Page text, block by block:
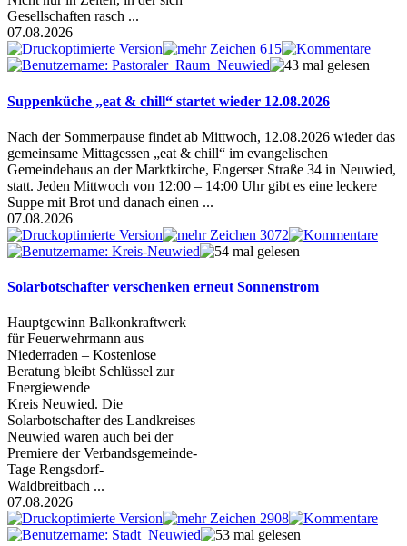
Gesellschaften rasch ...
07.08.2026
Suppenküche „eat & chill“ startet wieder 12.08.2026
Nach der Sommerpause findet ab Mittwoch, 12.08.2026 wieder das
gemeinsame Mittagessen „eat & chill“ im evangelischen
Gemeindehaus an der Marktkirche, Engerser Straße 34 in Neuwied,
statt. Jeden Mittwoch von 12:00 – 14:00 Uhr gibt es eine leckere
Suppe mit Brot und danach einen ...
07.08.2026
Solarbotschafter verschenken erneut Sonnenstrom
Hauptgewinn Balkonkraftwerk
für Feuerwehrmann aus
Niederraden – Kostenlose
Beratung bleibt Schlüssel zur
Energiewende
Kreis Neuwied. Die
Solarbotschafter des Landkreises
Neuwied waren auch bei der
Premiere der Verbandsgemeinde-
Tage Rengsdorf-
Waldbreitbach ...
07.08.2026